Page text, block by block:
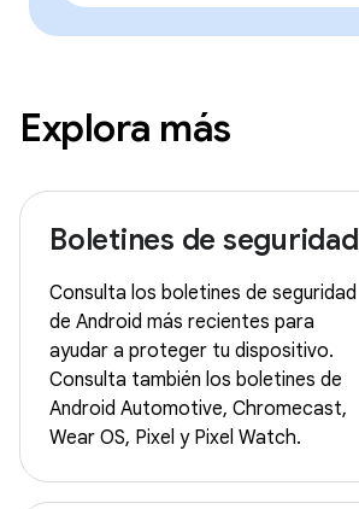
Explora más
Boletines de seguridad
Consulta los boletines de seguridad
de Android más recientes para
ayudar a proteger tu dispositivo.
Consulta también los boletines de
Android Automotive, Chromecast,
Wear OS, Pixel y Pixel Watch.